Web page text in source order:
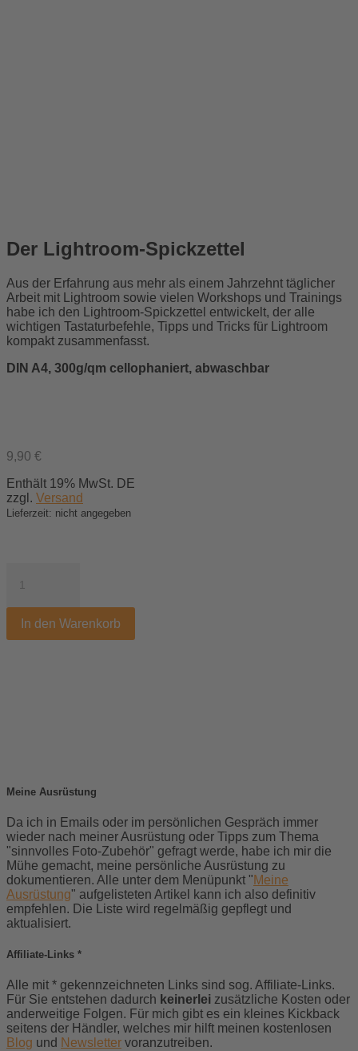
Der Lightroom-Spickzettel
Aus der Erfahrung aus mehr als einem Jahrzehnt täglicher
Arbeit mit Lightroom sowie vielen Workshops und Trainings
habe ich den Lightroom-Spickzettel entwickelt, der alle
wichtigen Tastaturbefehle, Tipps und Tricks für Lightroom
kompakt zusammenfasst.
DIN A4, 300g/qm cellophaniert, abwaschbar
9,90 €
Enthält 19% MwSt. DE
zzgl. Versand
Lieferzeit: nicht angegeben
Menge
In den Warenkorb
Meine Ausrüstung
Da ich in Emails oder im persönlichen Gespräch immer
wieder nach meiner Ausrüstung oder Tipps zum Thema
"sinnvolles Foto-Zubehör" gefragt werde, habe ich mir die
Mühe gemacht, meine persönliche Ausrüstung zu
dokumentieren. Alle unter dem Menüpunkt "Meine
Ausrüstung" aufgelisteten Artikel kann ich also definitiv
empfehlen. Die Liste wird regelmäßig gepflegt und
aktualisiert.
Affiliate-Links *
Alle mit * gekennzeichneten Links sind sog. Affiliate-Links.
Für Sie entstehen dadurch keinerlei zusätzliche Kosten oder
anderweitige Folgen. Für mich gibt es ein kleines Kickback
seitens der Händler, welches mir hilft meinen kostenlosen
Blog und Newsletter voranzutreiben.